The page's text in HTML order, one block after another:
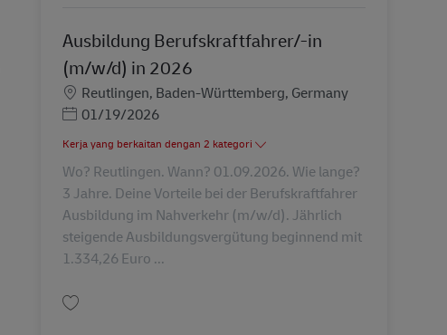
Ausbildung Berufskraftfahrer/-in
(m/w/d) in 2026
LokasiReutlingen, Baden-Württemberg, Germany
Posted Date
01/19/2026
Kerja yang berkaitan dengan 2 kategori
Wo? Reutlingen. Wann? 01.09.2026. Wie lange?
3 Jahre. Deine Vorteile bei der Berufskraftfahrer
Ausbildung im Nahverkehr (m/w/d). Jährlich
steigende Ausbildungsvergütung beginnend mit
1.334,26 Euro ...